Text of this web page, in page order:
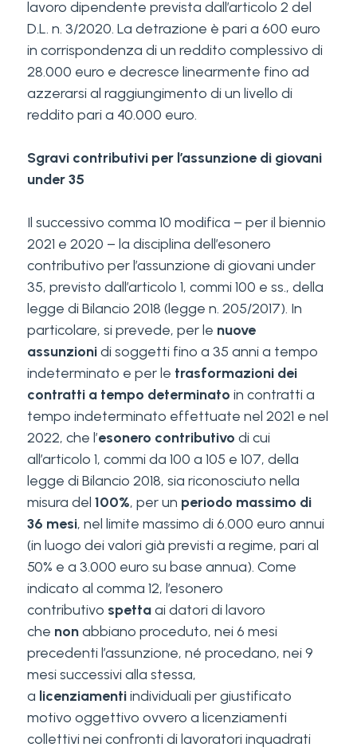
lavoro dipendente prevista dall’articolo 2 del
D.L. n. 3/2020. La detrazione è pari a 600 euro
in corrispondenza di un reddito complessivo di
28.000 euro e decresce linearmente fino ad
azzerarsi al raggiungimento di un livello di
reddito pari a 40.000 euro.
Sgravi contributivi per l’assunzione di giovani
under 35
Il successivo comma 10 modifica – per il biennio
2021 e 2020 – la disciplina dell’esonero
contributivo per l’assunzione di giovani under
35, previsto dall’articolo 1, commi 100 e ss., della
legge di Bilancio 2018 (legge n. 205/2017). In
particolare, si prevede, per le nuove
assunzionidi soggetti fino a 35 anni a tempo
indeterminato e per le trasformazioni dei
contratti a tempo determinato in contratti a
tempo indeterminato effettuate nel 2021 e nel
2022, che l’esonero contributivo di cui
all’articolo 1, commi da 100 a 105 e 107, della
legge di Bilancio 2018, sia riconosciuto nella
misura del 100%, per un periodo massimo di
36 mesi, nel limite massimo di 6.000 euro annui
(in luogo dei valori già previsti a regime, pari al
50% e a 3.000 euro su base annua). Come
indicato al comma 12, l’esonero
contributivo spettaai datori di lavoro
che nonabbiano proceduto, nei 6 mesi
precedenti l’assunzione, né procedano, nei 9
mesi successivi alla stessa,
a licenziamentiindividuali per giustificato
motivo oggettivo ovvero a licenziamenti
collettivi nei confronti di lavoratori inquadrati